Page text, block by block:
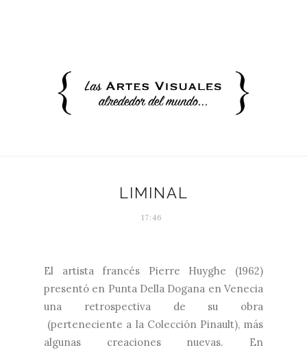
LIMINAL
17:46
El artista francés Pierre Huyghe (1962)
presentó en Punta Della Dogana en Venecia
una retrospectiva de su obra
(perteneciente a la Colección Pinault), más
algunas creaciones nuevas. En